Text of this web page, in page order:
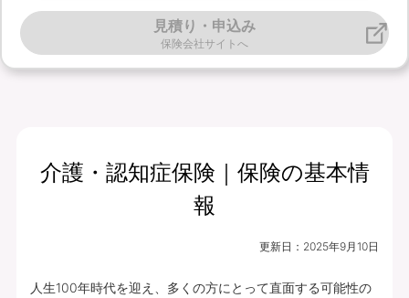
見積り・申込み
保険会社サイトへ
介護・認知症保険｜保険の基本情
報
更新日： 2025年9月10日
人生100年時代を迎え、多くの方にとって直面する可能性の